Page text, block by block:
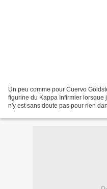
Un peu comme pour Cuervo
figurine du Kappa Infirmier lorsque
n'y est sans doute pas pour rien